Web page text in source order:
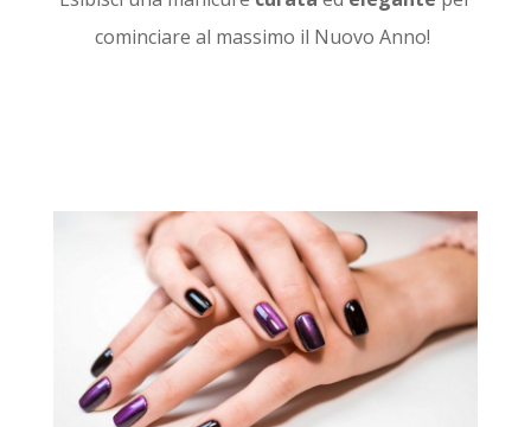
cominciare al massimo il Nuovo Anno!